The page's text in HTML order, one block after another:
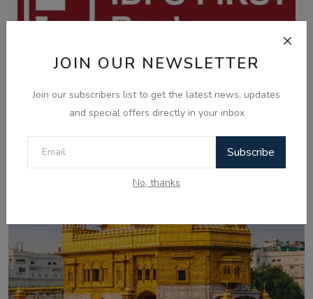
JOIN OUR NEWSLETTER
Join our subscribers list to get the latest news, updates
and special offers directly in your inbox
Subscribe
No, thanks
ਚੰਡੀਗੜ੍ਹ ਸਮਾਰਟ ਸਿਟੀ ਘੁਟਾਲਾ: ਦੋਸ਼ੀ ਨਲਿਨੀ ਮਲਿਕ ਨੇ
ਸੀਬੀਆਈ ਜਾਂਚ ਵਿੱਚ...